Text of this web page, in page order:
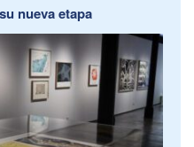
nueva etapa